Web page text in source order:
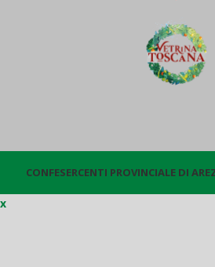
CONFESERCENTI PROVINCIALE DI
x